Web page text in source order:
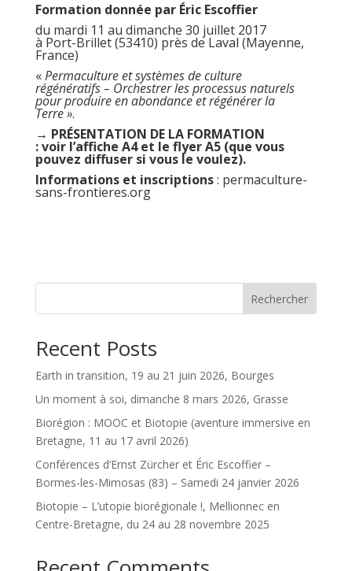
Formation donnée par Éric Escoffier
du mardi 11 au dimanche 30 juillet 2017
à Port-Brillet (53410) près de Laval (Mayenne,
France)
«Permaculture et systèmes de culture
régénératifs – Orchestrer les processus naturels
pour produire en abondance et régénérer la
Terre ».
→ PRÉSENTATION DE LA FORMATION
: voir l’affiche A4 et le flyer A5(que vous
pouvez diffuser si vous le voulez).
Informations et inscriptions: permaculture-
sans-frontieres.org
Rechercher
Recent Posts
Earth in transition, 19 au 21 juin 2026, Bourges
Un moment à soi, dimanche 8 mars 2026, Grasse
Biorégion : MOOC et Biotopie (aventure immersive en
Bretagne, 11 au 17 avril 2026)
Conférences d’Ernst Zürcher et Éric Escoffier –
Bormes-les-Mimosas (83) – Samedi 24 janvier 2026
Biotopie – L’utopie biorégionale !, Mellionnec en
Centre-Bretagne, du 24 au 28 novembre 2025